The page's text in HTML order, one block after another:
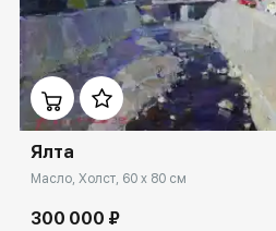
Домен:
Ялта
Масло, Холст, 60 x 80 см
300 000 ₽